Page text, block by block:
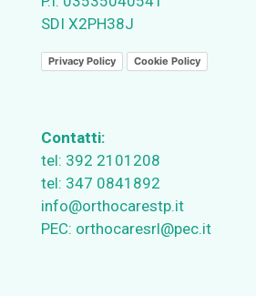
SDI X2PH38J
Privacy Policy Cookie Policy
Contatti:
tel: 392 2101208
tel: 347 0841892
info@orthocarestp.it
PEC: orthocaresrl@pec.it